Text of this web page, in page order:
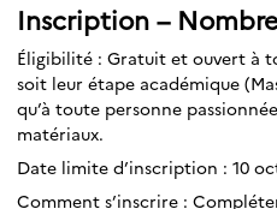
Inscription –
Éligibilité : Gratuit et ouvert à
soit leur étape académique
qu’à toute personne
matériaux.
Date limite d’inscription : 10
Comment s’inscrire :